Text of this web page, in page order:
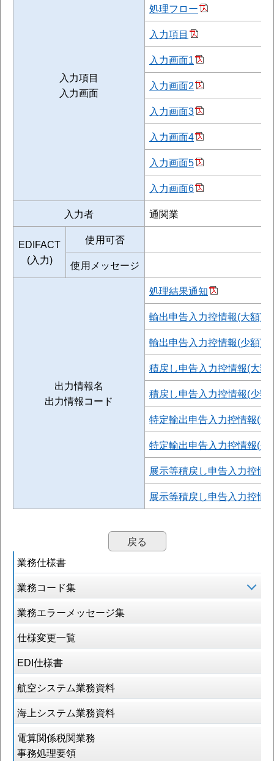
業務仕様書
業務コード集
業務エラーメッセージ集
仕様変更一覧
EDI仕様書
航空システム業務資料
海上システム業務資料
電算関係税関業務
事務処理要領
入力項目
入力画面
処理フロー
入力項目
入力画面1
入力画面2
入力画面3
入力画面4
入力画面5
入力画面6
入力者
通関業
EDIFACT
(入力)
使用可否
使用メッセージ
出力情報名
出力情報コード
処理結果通知
輸出申告入力控情報(大額)
輸出申告入力控情報(少額)
積戻し申告入力控情報(大額)
積戻し申告入力控情報(少額)
特定輸出申告入力控情報(大
特定輸出申告入力控情報(少
展示等積戻し申告入力控情
展示等積戻し申告入力控情
戻る